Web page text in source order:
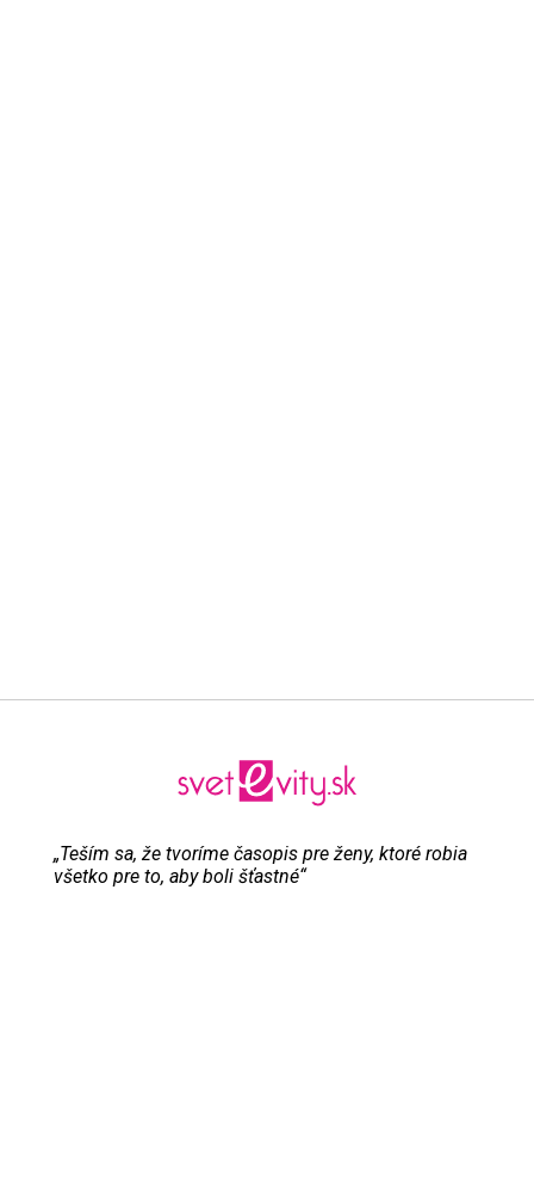
„Teším sa, že tvoríme časopis pre ženy, ktoré robia
všetko pre to, aby boli šťastné“